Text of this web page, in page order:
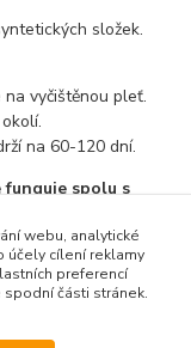
složek.
vyčištěnou pleť.
na 60-120 dní.
funguje spolu s
s.r.o.
webu, analytické
účely cílení reklamy
preferencí
části stránek.